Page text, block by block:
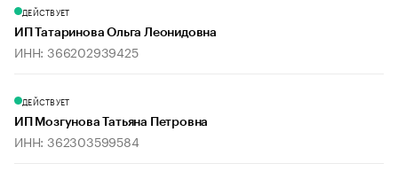
ДЕЙСТВУЕТ
ИП Татаринова Ольга Леонидовна
ИНН: 366202939425
ДЕЙСТВУЕТ
ИП Мозгунова Татьяна Петровна
ИНН: 362303599584